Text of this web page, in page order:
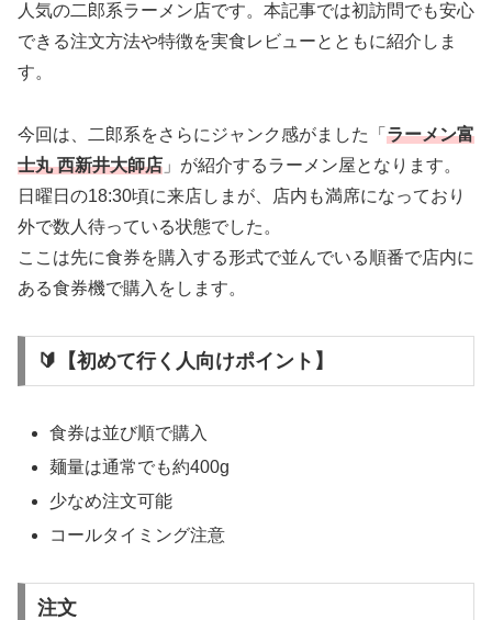
人気の二郎系ラーメン店です。本記事では初訪問でも安心
できる注文方法や特徴を実食レビューとともに紹介しま
す。
今回は、二郎系をさらにジャンク感がました「 ラーメン富
士丸 西新井大師店 」が紹介するラーメン屋となります。
日曜日の18:30頃に来店しまが、店内も満席になっており
外で数人待っている状態でした。
ここは先に食券を購入する形式で並んでいる順番で店内に
ある食券機で購入をします。
🔰【初めて行く人向けポイント】
食券は並び順で購入
麺量は通常でも約400g
少なめ注文可能
コールタイミング注意
注文